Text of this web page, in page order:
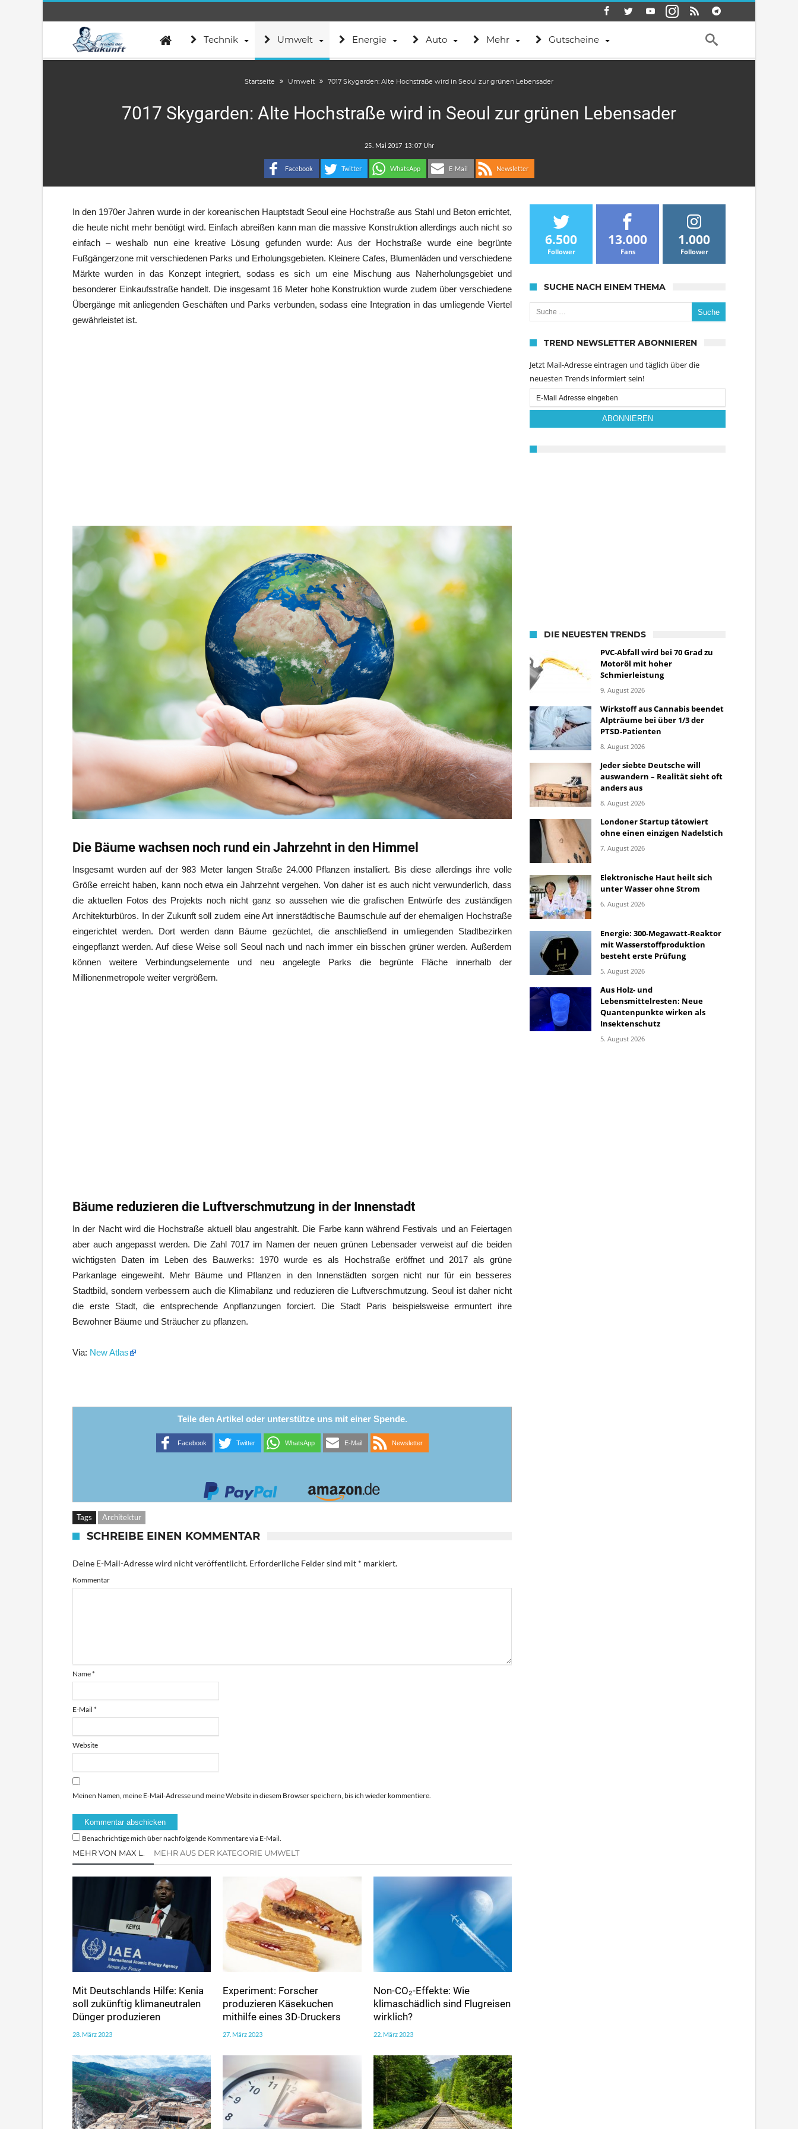
Technik Umwelt Energie Auto Mehr Gutscheine
Startseite Umwelt 7017 Skygarden: Alte Hochstraße wird in Seoul zur grünen Lebensader
7017 Skygarden: Alte Hochstraße wird in Seoul zur grünen Lebensader
:
Facebook Twitter WhatsApp E-Mail Newsletter
In den 1970er Jahren wurde in der koreanischen Hauptstadt Seoul eine Hochstraße aus Stahl und Beton errichtet,
die heute nicht mehr benötigt wird. Einfach abreißen kann man die massive Konstruktion allerdings auch nicht so
einfach – weshalb nun eine kreative Lösung gefunden wurde: Aus der Hochstraße wurde eine begrünte
Fußgängerzone mit verschiedenen Parks und Erholungsgebieten. Kleinere Cafes, Blumenläden und verschiedene
Märkte wurden in das Konzept integriert, sodass es sich um eine Mischung aus Naherholungsgebiet und
besonderer Einkaufsstraße handelt. Die insgesamt 16 Meter hohe Konstruktion wurde zudem über verschiedene
Übergänge mit anliegenden Geschäften und Parks verbunden, sodass eine Integration in das umliegende Viertel
gewährleistet ist.
Die Bäume wachsen noch rund ein Jahrzehnt in den Himmel
Insgesamt wurden auf der 983 Meter langen Straße 24.000 Pflanzen installiert. Bis diese allerdings ihre volle
Größe erreicht haben, kann noch etwa ein Jahrzehnt vergehen. Von daher ist es auch nicht verwunderlich, dass
die aktuellen Fotos des Projekts noch nicht ganz so aussehen wie die grafischen Entwürfe des zuständigen
Architekturbüros. In der Zukunft soll zudem eine Art innerstädtische Baumschule auf der ehemaligen Hochstraße
eingerichtet werden. Dort werden dann Bäume gezüchtet, die anschließend in umliegenden Stadtbezirken
eingepflanzt werden. Auf diese Weise soll Seoul nach und nach immer ein bisschen grüner werden. Außerdem
können weitere Verbindungselemente und neu angelegte Parks die begrünte Fläche innerhalb der
Millionenmetropole weiter vergrößern.
Bäume reduzieren die Luftverschmutzung in der Innenstadt
In der Nacht wird die Hochstraße aktuell blau angestrahlt. Die Farbe kann während Festivals und an Feiertagen
aber auch angepasst werden. Die Zahl 7017 im Namen der neuen grünen Lebensader verweist auf die beiden
wichtigsten Daten im Leben des Bauwerks: 1970 wurde es als Hochstraße eröffnet und 2017 als grüne
Parkanlage eingeweiht. Mehr Bäume und Pflanzen in den Innenstädten sorgen nicht nur für ein besseres
Stadtbild, sondern verbessern auch die Klimabilanz und reduzieren die Luftverschmutzung. Seoul ist daher nicht
die erste Stadt, die entsprechende Anpflanzungen forciert. Die Stadt Paris beispielsweise ermuntert ihre
Bewohner Bäume und Sträucher zu pflanzen.
Via: New Atlas
Teile den Artikel oder unterstütze uns mit einer Spende.
Facebook Twitter WhatsApp E-Mail Newsletter
Tags Architektur
SCHREIBE EINEN KOMMENTAR
Deine E-Mail-Adresse wird nicht veröffentlicht. Erforderliche Felder sind mit * markiert.
Kommentar
Name*
E-Mail *
Website
Meinen Namen, meine E-Mail-Adresse und meine Website in diesem Browser speichern, bis ich wieder kommentiere.
Benachrichtige mich über nachfolgende Kommentare via E-Mail.
MEHR VON MAX L. MEHR AUS DER KATEGORIE UMWELT
Mit Deutschlands Hilfe: Kenia
soll zukünftig klimaneutralen
Dünger produzieren
28. März 2023
Experiment: Forscher
produzieren Käsekuchen
mithilfe eines 3D-Druckers
27. März 2023
Non-CO₂-Effekte: Wie
klimaschädlich sind Flugreisen
wirklich?
22. März 2023
6.500
Follower
13.000
Fans
1.000
Follower
SUCHE NACH EINEM THEMA
Suche nach:
TREND NEWSLETTER ABONNIEREN
Jetzt Mail-Adresse eintragen und täglich über die
neuesten Trends informiert sein!
Email
Subscription
ABONNIEREN
DIE NEUESTEN TRENDS
PVC-Abfall wird bei 70 Grad zu
Motoröl mit hoher
Schmierleistung
9. August 2026
Wirkstoff aus Cannabis beendet
Alpträume bei über 1/3 der
PTSD-Patienten
8. August 2026
Jeder siebte Deutsche will
auswandern – Realität sieht oft
anders aus
8. August 2026
Londoner Startup tätowiert
ohne einen einzigen Nadelstich
7. August 2026
Elektronische Haut heilt sich
unter Wasser ohne Strom
6. August 2026
Energie: 300-Megawatt-Reaktor
mit Wasserstoffproduktion
besteht erste Prüfung
5. August 2026
Aus Holz- und
Lebensmittelresten: Neue
Quantenpunkte wirken als
Insektenschutz
5. August 2026